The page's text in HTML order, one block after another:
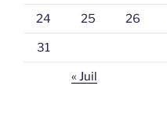
24 25 26
31
« Juil